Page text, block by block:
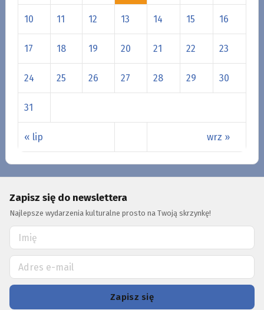
« lip wrz »
10 11 12 13 14 15 16
17 18 19 20 21 22 23
24 25 26 27 28 29 30
31
Zapisz się do newslettera
Najlepsze wydarzenia kulturalne prosto na Twoją skrzynkę!
Zapisz się